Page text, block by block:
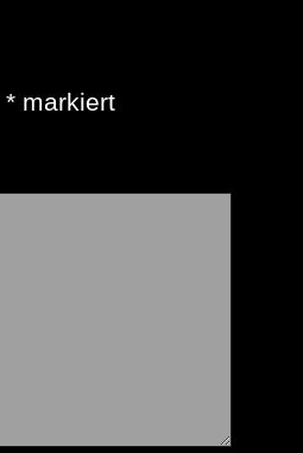
*markiert